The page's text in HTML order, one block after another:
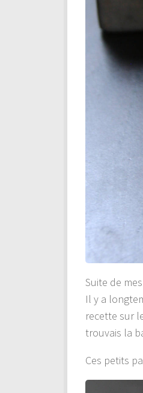
Suite de
Il y a
recette sur
trouvais la
Ces petits